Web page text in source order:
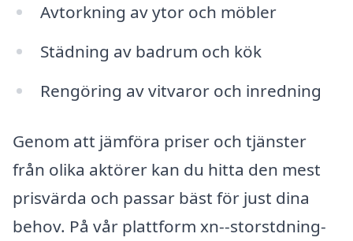
Avtorkning av ytor och möbler
Städning av badrum och kök
Rengöring av vitvaror och inredning
Genom att jämföra priser och tjänster
från olika aktörer kan du hitta den mest
prisvärda och passar bäst för just dina
behov. På vår plattform xn--storstdning-